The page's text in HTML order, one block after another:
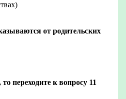
от родительских
переходите к вопросу 11